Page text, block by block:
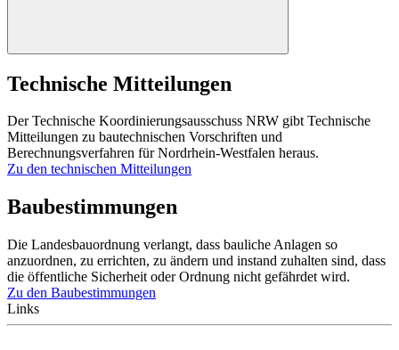
Technische Mitteilungen
Der Technische Koordinierungsausschuss NRW gibt Technische
Mitteilungen zu bautechnischen Vorschriften und
Berechnungsverfahren für Nordrhein-Westfalen heraus.
Zu den technischen Mitteilungen
Baubestimmungen
Die Landesbauordnung verlangt, dass bauliche Anlagen so
anzuordnen, zu errichten, zu ändern und instand zuhalten sind, dass
die öffentliche Sicherheit oder Ordnung nicht gefährdet wird.
Zu den Baubestimmungen
Links